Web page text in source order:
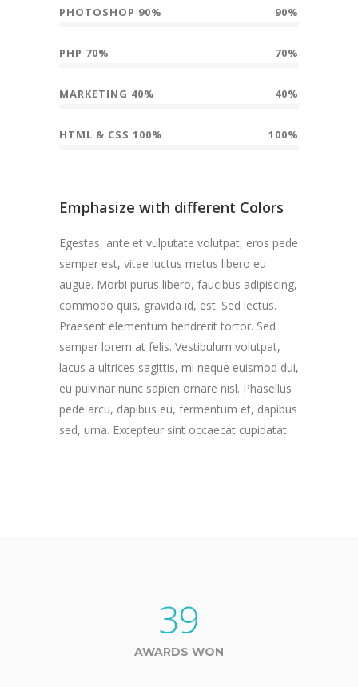
PHOTOSHOP 90% 90%
PHP 70% 70%
MARKETING 40% 40%
HTML & CSS 100% 100%
Emphasize with different Colors
Egestas, ante et vulputate volutpat, eros pede
semper est, vitae luctus metus libero eu
augue. Morbi purus libero, faucibus adipiscing,
commodo quis, gravida id, est. Sed lectus.
Praesent elementum hendrerit tortor. Sed
semper lorem at felis. Vestibulum volutpat,
lacus a ultrices sagittis, mi neque euismod dui,
eu pulvinar nunc sapien ornare nisl. Phasellus
pede arcu, dapibus eu, fermentum et, dapibus
sed, urna. Excepteur sint occaecat cupidatat.
39
AWARDS WON